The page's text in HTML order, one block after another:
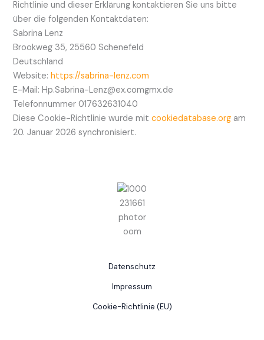
Richtlinie und dieser Erklärung kontaktieren Sie uns bitte
über die folgenden Kontaktdaten:
Sabrina Lenz
Brookweg 35, 25560 Schenefeld
Deutschland
Website:https://sabrina-lenz.com
E-Mail:Hp.Sabrina-Lenz@ex.comgmx.de
Telefonnummer 017632631040
Diese Cookie-Richtlinie wurde mitcookiedatabase.org am
20. Januar 2026 synchronisiert.
Datenschutz
Impressum
Cookie-Richtlinie (EU)